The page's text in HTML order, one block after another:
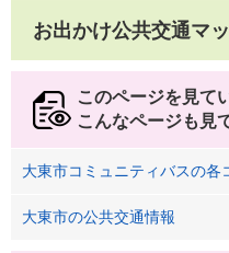
お出かけ公共交通マ
このページを見て
こんなページも見
大東市コミュニティバスの各
大東市の公共交通情報